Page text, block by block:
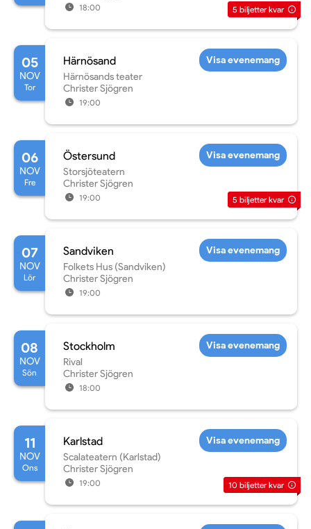
18:00 5 biljetter kvar
05
NOV
Tor
Härnösand
Härnösands teater
Christer Sjögren
19:00
Visa evenemang
06
NOV
Fre
Östersund
Storsjöteatern
Christer Sjögren
19:00
Visa evenemang
5 biljetter kvar
07
NOV
Lör
Sandviken
Folkets Hus (Sandviken)
Christer Sjögren
19:00
Visa evenemang
08
NOV
Sön
Stockholm
Rival
Christer Sjögren
18:00
Visa evenemang
11
NOV
Ons
Karlstad
Scalateatern (Karlstad)
Christer Sjögren
19:00
Visa evenemang
10 biljetter kvar